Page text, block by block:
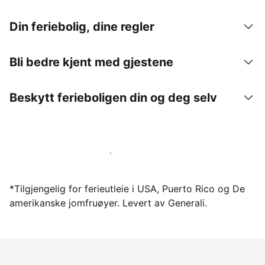
Din feriebolig, dine regler
Bli bedre kjent med gjestene
Beskytt ferieboligen din og deg selv
Lei ut ferieboligen din gjennom oss i dag
*Tilgjengelig for ferieutleie i USA, Puerto Rico og De
amerikanske jomfruøyer. Levert av Generali.